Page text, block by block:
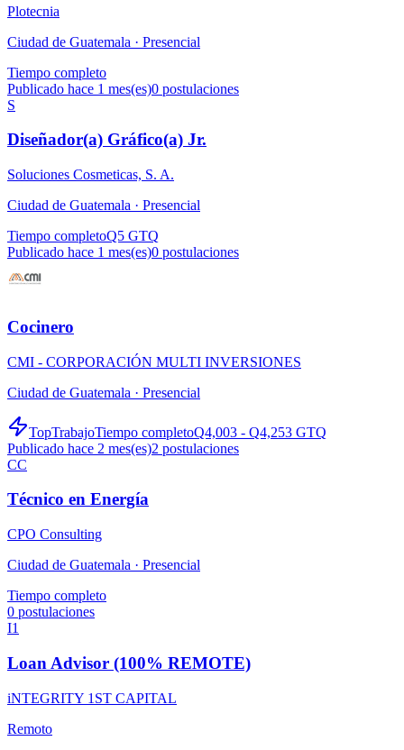
Plotecnia
Ciudad de Guatemala · Presencial
Tiempo completo
Publicado hace 1 mes(es)0 postulaciones
S
Diseñador(a) Gráfico(a) Jr.
Soluciones Cosmeticas, S. A.
Ciudad de Guatemala · Presencial
Tiempo completoQ5 GTQ
Publicado hace 1 mes(es)0 postulaciones
Cocinero
CMI - CORPORACIÓN MULTI INVERSIONES
Ciudad de Guatemala · Presencial
TopTrabajoTiempo completoQ4,003 - Q4,253 GTQ
Publicado hace 2 mes(es)2 postulaciones
CC
Técnico en Energía
CPO Consulting
Ciudad de Guatemala · Presencial
Tiempo completo
0 postulaciones
I1
Loan Advisor (100% REMOTE)
iNTEGRITY 1ST CAPITAL
Remoto